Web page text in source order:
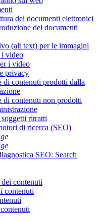
dei documenti elettronici
dei documenti
(alt text) per le immagini
i video
i video
privacy
di contenuti prodotti dalla
di contenuti non prodotti
ritratti
di ricerca (SEO)
SEO: Search
contenuti
contenuti